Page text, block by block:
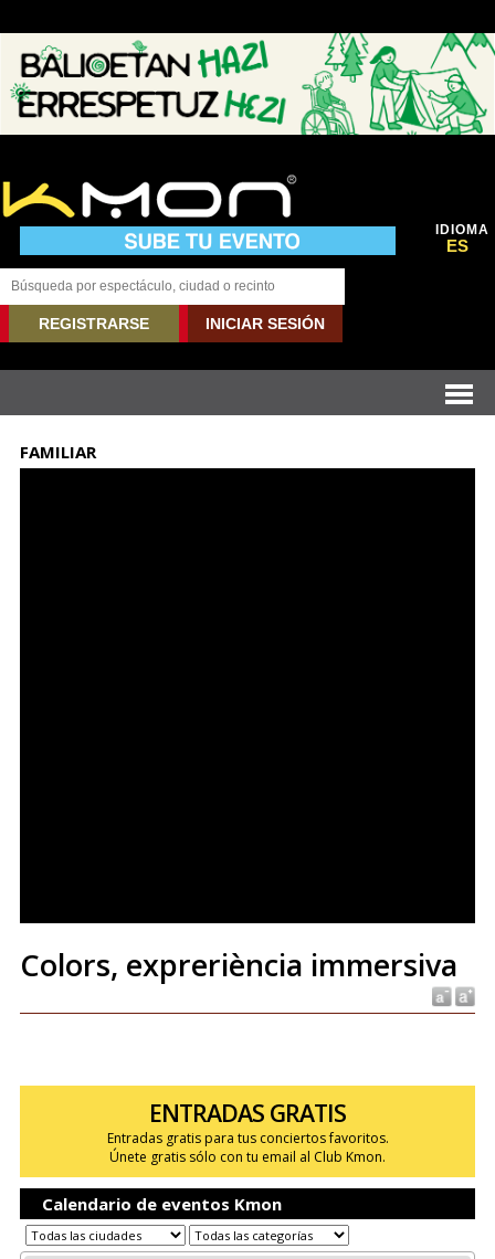
IDIOMA
ES
REGISTRARSE INICIAR SESIÓN
FAMILIAR
Colors, expreriència immersiva
ENTRADAS GRATIS
Entradas gratis para tus conciertos favoritos.
Únete gratis sólo con tu email al Club Kmon.
Calendario de eventos Kmon